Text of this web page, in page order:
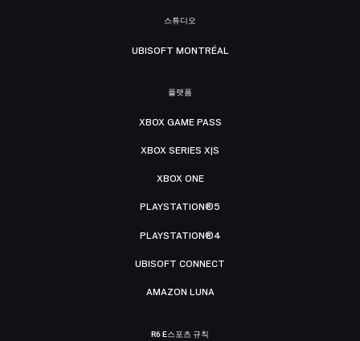
스튜디오
UBISOFT MONTRÉAL
플랫폼
XBOX GAME PASS
XBOX SERIES X|S
XBOX ONE
PLAYSTATION®5
PLAYSTATION®4
UBISOFT CONNECT
AMAZON LUNA
R6 E스포츠 규칙